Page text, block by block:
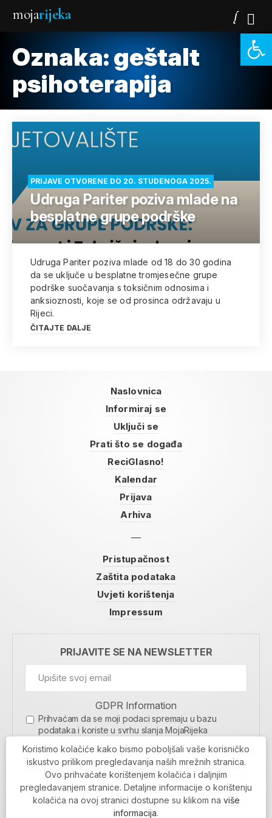
mojarijeka
Oznaka:geštalt
psihoterapija
PRIJAVE OTVORENE DO 20. STUDENOGA 2025.
Udruga Pariter poziva mlade na
besplatne grupe podrške
Udruga Pariter poziva mlade od 18 do 30 godina
da se uključe u besplatne tromjesečne grupe
podrške suočavanja s toksičnim odnosima i
anksioznosti, koje se od prosinca održavaju u
Rijeci.
ČITAJTE DALJE
Naslovnica
Informiraj se
Uključi se
Prati što se događa
ReciGlasno!
Kalendar
Prijava
Arhiva
Pristupačnost
Zaštita podataka
Uvjeti korištenja
Impressum
PRIJAVITE SE NA NEWSLETTER
GDPR Information
Prihvaćam da se moji podaci spremaju u bazu
podataka i koriste u svrhu slanja MojaRijeka
MOJARIJEKA NEWSLETTER
PRIJAVI SE
Koristimo kolačiće kako bismo poboljšali vaše korisničko
iskustvo prilikom pregledavanja naših mrežnih stranica.
Ovo prihvaćate korištenjem kolačića i daljnjim
pregledavanjem stranice. Detaljne informacije o korištenju
kolačića na ovoj stranici dostupne su klikom na više
informacija.